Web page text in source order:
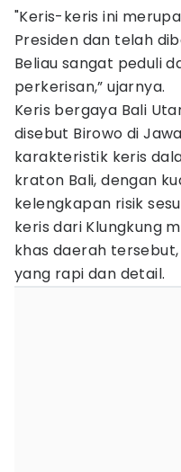
"Keris-keris ini
Presiden dan telah
Beliau sangat peduli
perkerisan,” ujarnya.
Keris bergaya Bali
disebut Birowo di
karakteristik keris
kraton Bali, dengan
kelengkapan risik
keris dari Klungkung
khas daerah
yang rapi dan detail.